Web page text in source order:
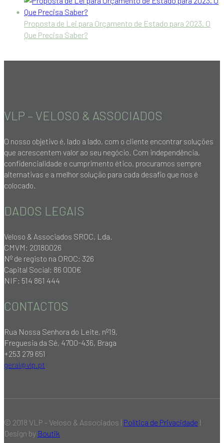
Proposta de Lei para Orçamento de Estado para 2023. O
Que Precisa Saber?
VLP – VELOSO & ASSOCIADOS
O nosso objetivo é, lado a lado, com o cliente encontrar soluções
que acrescentem valor ao seu negócio. Com independência,
confidencialidade e cumprimento ético, procuramos sempre
alternativas e a melhor solução para cada desafio que nos é
colocado.
DADOS LEGAIS
Veloso & Associados SROC, Lda.
CMVM: 20180026
Nº de registo na OROC: 326
Capital Social: 86 000€
NIF: 514 861 444
CONTACTOS
Rua Nossa Senhora do Leite, nº19,
Freguesia da Sé, 4700-436, Braga
+253 279 651
geral@vlp.pt
© 2018 VLP - Veloso & Associados | Política de Privacidade |
Design by Boutik